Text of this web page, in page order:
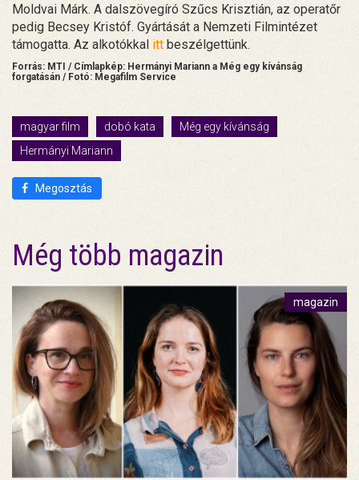
Moldvai Márk. A dalszövegíró Szűcs Krisztián, az operatőr
pedig Becsey Kristóf. Gyártását a Nemzeti Filmintézet
támogatta. Az alkotókkal itt beszélgettünk.
Forrás: MTI / Címlapkép: Hermányi Mariann a Még egy kívánság
forgatásán / Fotó: Megafilm Service
magyar film dobó kata
Még egy kívánság
Hermányi Mariann
Megosztás
Még több magazin
magazin